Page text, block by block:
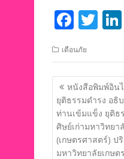
F
e
b
o
o
k
T
itt
er
เตือนภัย
แนะแนว
เรื่อง
หนังสือพิมพ์อิน
ยุติธรรมดำรง อธิ
ท่านเข้มแข็ง ยุติธ
ศิษย์เก่ามหาวิทย
(เกษตรศาสตร์)
มหาวิทยาลัยเกษ